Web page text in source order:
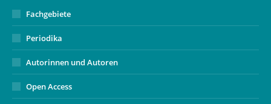
Fachgebiete
Periodika
Autorinnen und Autoren
Open Access